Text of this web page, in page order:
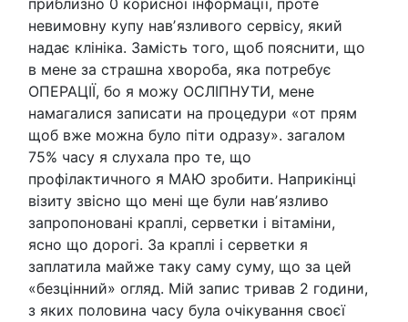
приблизно 0 корисної інформації, проте
невимовну купу навʼязливого сервісу, який
надає клініка. Замість того, щоб пояснити, що
в мене за страшна хвороба, яка потребує
ОПЕРАЦІЇ, бо я можу ОСЛІПНУТИ, мене
намагалися записати на процедури «от прям
щоб вже можна було піти одразу». загалом
75% часу я слухала про те, що
профілактичного я МАЮ зробити. Наприкінці
візиту звісно що мені ще були навʼязливо
запропоновані краплі, серветки і вітаміни,
ясно що дорогі. За краплі і серветки я
заплатила майже таку саму суму, що за цей
«безцінний» огляд. Мій запис тривав 2 години,
з яких половина часу була очікування своєї